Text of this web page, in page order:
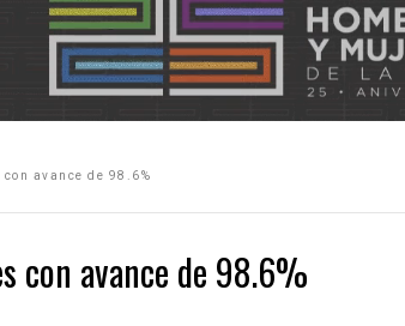
avance de 98.6%
con avance de 98.6%